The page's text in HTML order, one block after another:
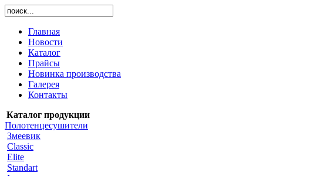
Главная
Новости
Каталог
Прайсы
Новинка производства
Галерея
Контакты
Каталог продукции
Полотенцесушители
Змеевик
Classic
Elite
Standart